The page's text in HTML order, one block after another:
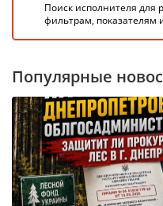
Поиск исполнителя
фильтрам, показателям
Популярные